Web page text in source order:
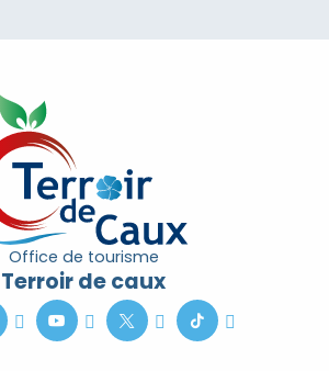
Office de tourisme
Terroir de caux